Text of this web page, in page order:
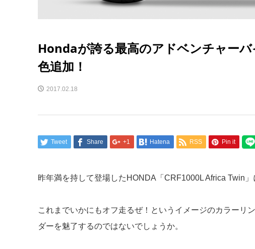
Hondaが誇る最高のアドベンチャー
色追加！
2017.02.18
Tweet Share +1 Hatena RSS Pin it
昨年満を持して登場したHONDA「CRF1000L Africa Twin
これまでいかにもオフ走るぜ！というイメージのカラーリ
ダーを魅了するのではないでしょうか。